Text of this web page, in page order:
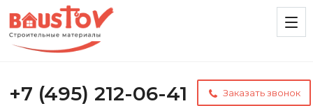
+7 (495) 212-06-41 Заказать звонок